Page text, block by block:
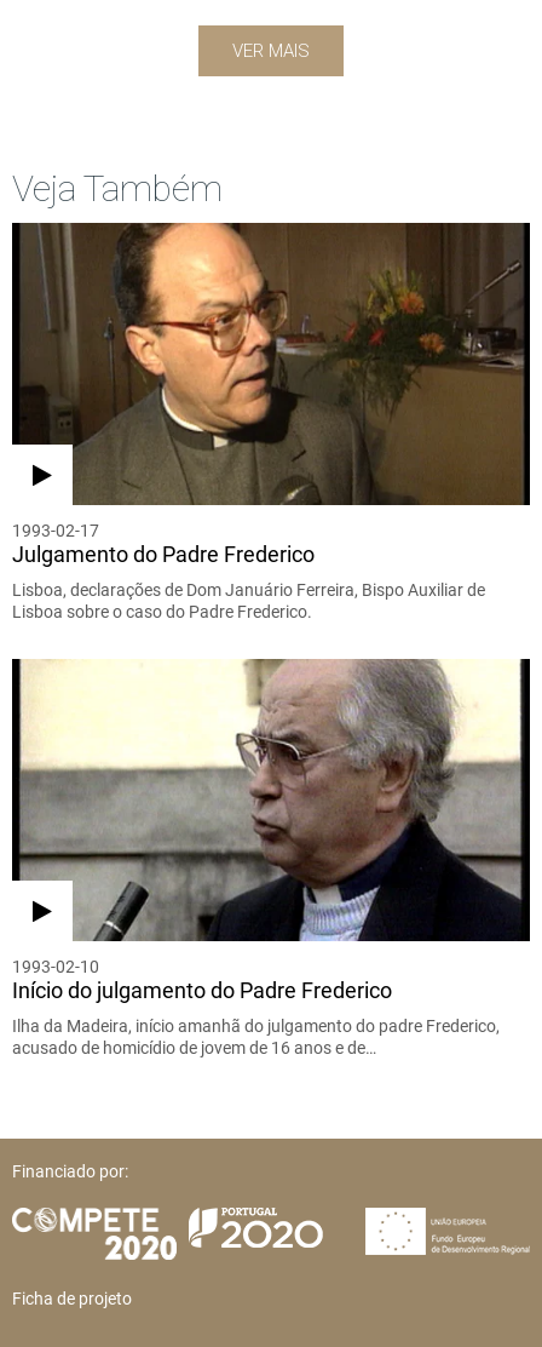
VER MAIS
Veja Também
1993-02-17
Julgamento do Padre Frederico
Lisboa, declarações de Dom Januário Ferreira, Bispo Auxiliar de
Lisboa sobre o caso do Padre Frederico.
1993-02-10
Início do julgamento do Padre Frederico
Ilha da Madeira, início amanhã do julgamento do padre Frederico,
acusado de homicídio de jovem de 16 anos e de…
Financiado por:
Ficha de projeto